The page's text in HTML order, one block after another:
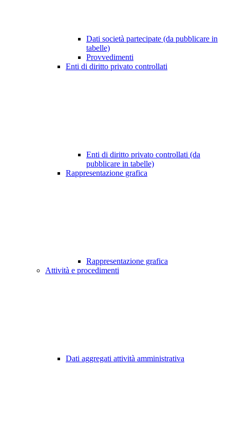
Dati società partecipate (da pubblicare in
tabelle)
Provvedimenti
Enti di diritto privato controllati
Enti di diritto privato controllati (da
pubblicare in tabelle)
Rappresentazione grafica
Rappresentazione grafica
Attività e procedimenti
Dati aggregati attività amministrativa